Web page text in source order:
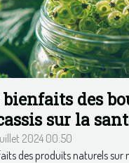
bienfaits des
sur la
et
2024 00:50
des produits naturels sur